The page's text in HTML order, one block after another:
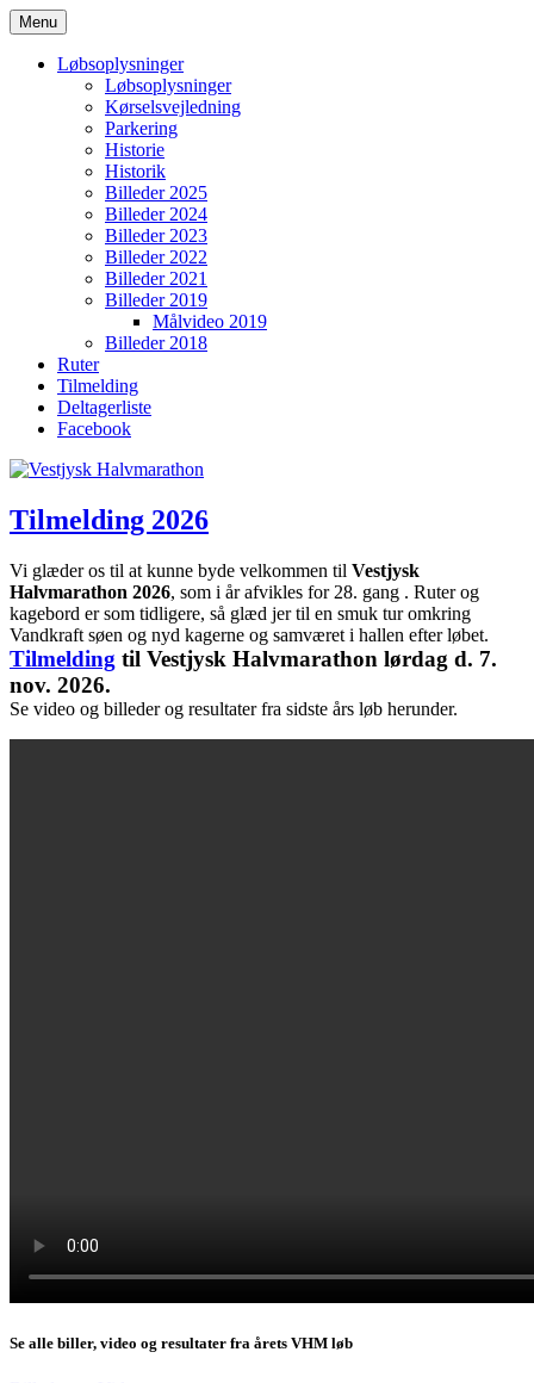
Videre
til
indhold
Vestjysk Halvmarathon
Menu
Løbsoplysninger
Løbsoplysninger
Kørselsvejledning
Parkering
Historie
Historik
Billeder 2025
Billeder 2024
Billeder 2023
Billeder 2022
Billeder 2021
Billeder 2019
Målvideo 2019
Billeder 2018
Ruter
Tilmelding
Deltagerliste
Facebook
Tilmelding 2026
Vi glæder os til at kunne byde velkommen til Vestjysk
Halvmarathon 2026, som i år afvikles for 28. gang . Ruter og
kagebord er som tidligere, så glæd jer til en smuk tur omkring
Vandkraft søen og nyd kagerne og samværet i hallen efter løbet.
Tilmelding til Vestjysk Halvmarathon lørdag d. 7.
nov. 2026.
Se video og billeder og resultater fra sidste års løb herunder.
Se alle biller, video og resultater fra årets VHM løb